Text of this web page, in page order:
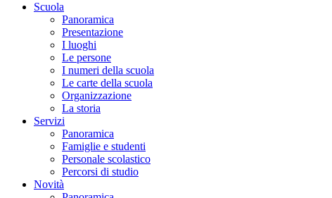
Scuola
Panoramica
Presentazione
I luoghi
Le persone
I numeri della scuola
Le carte della scuola
Organizzazione
La storia
Servizi
Panoramica
Famiglie e studenti
Personale scolastico
Percorsi di studio
Novità